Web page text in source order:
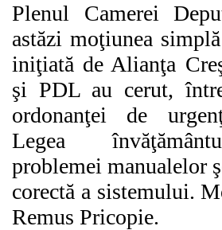
Plenul Camerei
astăzi moţiunea
iniţiată de Alianţa
şi PDL au cerut,
ordonanţei de
Legea
problemei manualelor
corectă a sistemului.
Remus Pricopie.